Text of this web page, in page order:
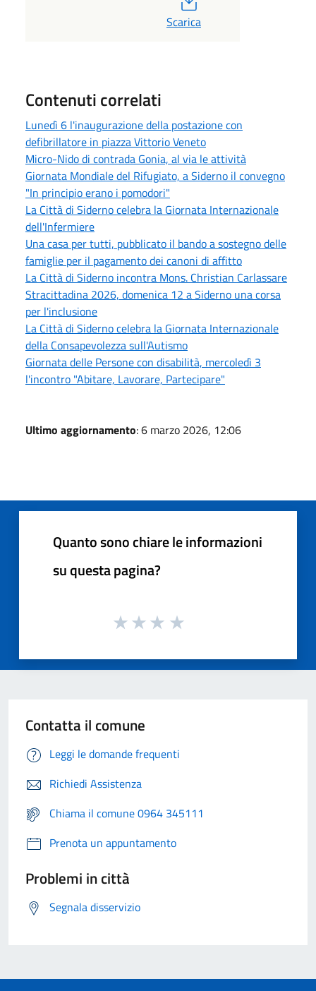
Scarica
Contenuti correlati
Lunedì 6 l'inaugurazione della postazione con
defibrillatore in piazza Vittorio Veneto
Micro-Nido di contrada Gonia, al via le attività
Giornata Mondiale del Rifugiato, a Siderno il convegno
"In principio erano i pomodori"
La Città di Siderno celebra la Giornata Internazionale
dell'Infermiere
Una casa per tutti, pubblicato il bando a sostegno delle
famiglie per il pagamento dei canoni di affitto
La Città di Siderno incontra Mons. Christian Carlassare
Stracittadina 2026, domenica 12 a Siderno una corsa
per l'inclusione
La Città di Siderno celebra la Giornata Internazionale
della Consapevolezza sull'Autismo
Giornata delle Persone con disabilità, mercoledì 3
l'incontro "Abitare, Lavorare, Partecipare"
Ultimo aggiornamento: 6 marzo 2026, 12:06
Quanto sono chiare le informazioni
su questa pagina?
Contatta il comune
Leggi le domande frequenti
Richiedi Assistenza
Chiama il comune 0964 345111
Prenota un appuntamento
Problemi in città
Segnala disservizio